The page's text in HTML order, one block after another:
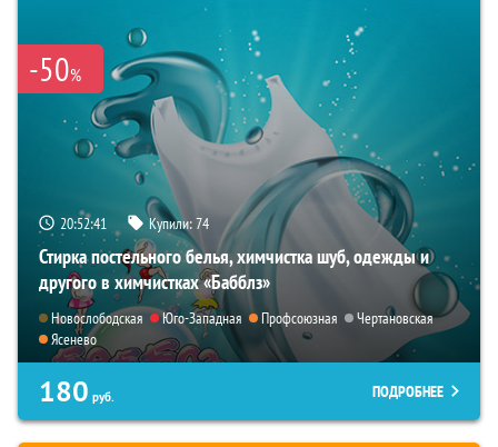
-50%
20:52:40 Купили:74
Стирка постельного белья, химчистка шуб, одежды и
другого в химчистках «Бабблз»
Новослободская Юго-Западная Профсоюзная
Чертановская
Ясенево
180 руб. ПОДРОБНЕЕ